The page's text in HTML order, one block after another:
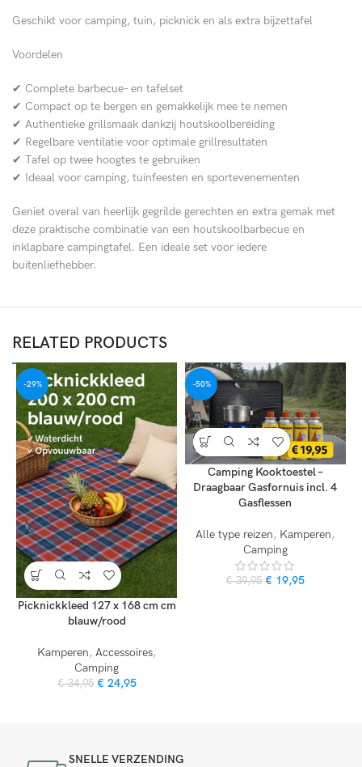
Geschikt voor camping, tuin, picknick en als extra bijzettafel
Voordelen
✔ Complete barbecue- en tafelset
✔ Compact op te bergen en gemakkelijk mee te nemen
✔ Authentieke grillsmaak dankzij houtskoolbereiding
✔ Regelbare ventilatie voor optimale grillresultaten
✔ Tafel op twee hoogtes te gebruiken
✔ Ideaal voor camping, tuinfeesten en sportevenementen
Geniet overal van heerlijk gegrilde gerechten en extra gemak met
deze praktische combinatie van een houtskoolbarbecue en
inklapbare campingtafel. Een ideale set voor iedere
buitenliefhebber.
RELATED PRODUCTS
-29%
Picknickkleed 127 x 168 cm cm
blauw/rood
Kamperen, Accessoires,
Camping
€34,95 € 24,95
-50%
Camping Kooktoestel –
Draagbaar Gasfornuis incl. 4
Gasflessen
Alle type reizen, Kamperen,
Camping
€39,95 € 19,95
SNELLE VERZENDING